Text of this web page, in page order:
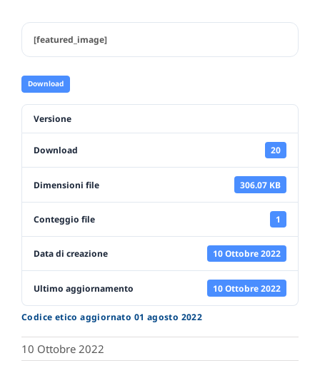
[featured_image]
Download
Versione
Download 20
Dimensioni file 306.07 KB
Conteggio file 1
Data di creazione 10 Ottobre 2022
Ultimo aggiornamento 10 Ottobre 2022
Codice etico aggiornato 01 agosto 2022
10 Ottobre 2022